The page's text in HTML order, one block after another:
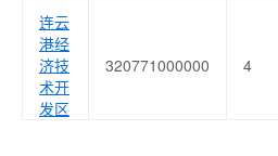
连云
港经
济技
术开
发区
320771000000 4